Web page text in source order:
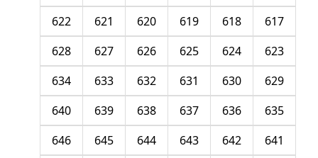
617
618
619
620
621
622
623
624
625
626
627
628
629
630
631
632
633
634
635
636
637
638
639
640
641
642
643
644
645
646